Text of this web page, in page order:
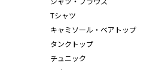
Tシャツ
キャミソール・ベアトップ
タンクトップ
チュニック